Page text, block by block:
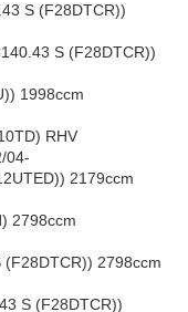
S (F28DTCR))
S (F28DTCR))
1998ccm
RHV
04-
2179ccm
2798ccm
2798ccm
S (F28DTCR))